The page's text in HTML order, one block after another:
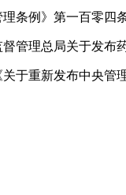
例》第一百零四条
理总局关于发布药
重新发布中央管理